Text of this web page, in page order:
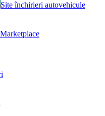
Site închirieri autovehicule